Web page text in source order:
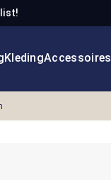
KledingAccessoires